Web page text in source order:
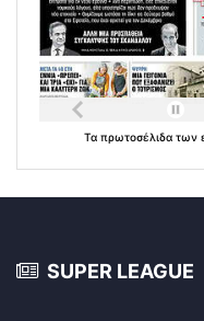
Τα πρωτοσέλιδα των
SUPER LEAGUE